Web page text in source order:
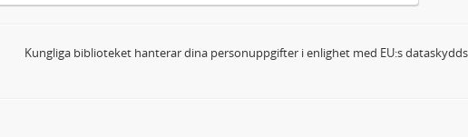
Kungliga biblioteket hanterar dina personuppgifter i enlighet med EU:s